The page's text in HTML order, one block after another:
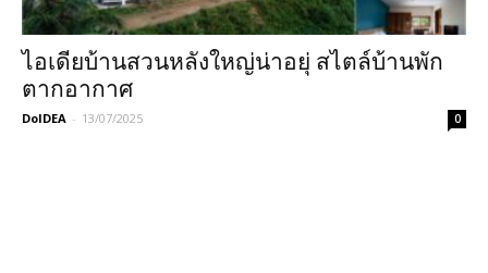
ไอเดียบ้านสวนหลังใหญ่น่าอยุ่ สไตล์บ้านพัก
ตากอากาศ
DoIDEA - 13/07/2025 0